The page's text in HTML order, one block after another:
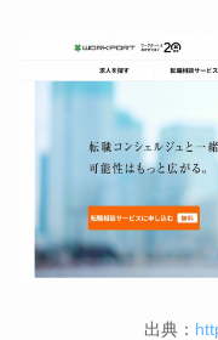
出典：